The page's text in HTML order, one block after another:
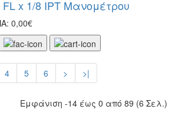
x 1/8 IPT Μανομέτρου
0,00€
4 5 6 > >|
Εμφάνιση -14 έως 0 από 89 (6 Σελ.)